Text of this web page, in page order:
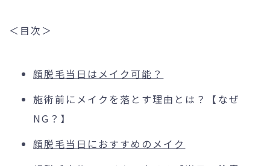
＜目次＞
顔脱毛当日はメイク可能？
施術前にメイクを落とす理由とは？【なぜ
NG？】
顔脱毛当日におすすめのメイク